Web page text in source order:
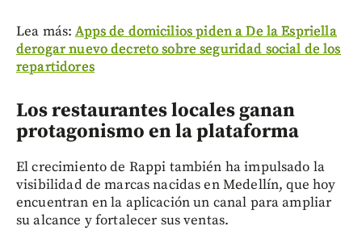
Lea más:Apps de domicilios piden a De la Espriella
derogar nuevo decreto sobre seguridad social de los
repartidores
Los restaurantes locales ganan
protagonismo en la plataforma
El crecimiento de Rappi también ha impulsado la
visibilidad de marcas nacidas en Medellín, que hoy
encuentran en la aplicación un canal para ampliar
su alcance y fortalecer sus ventas.